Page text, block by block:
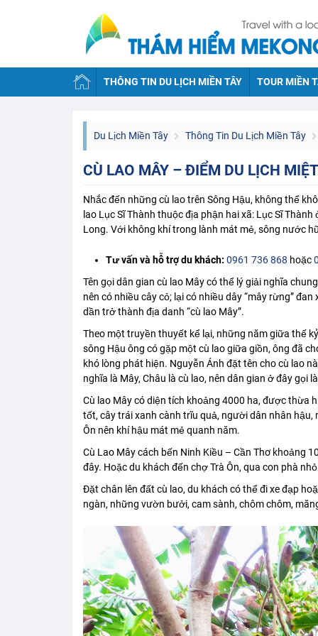
THÔNG TIN DU LỊCH MIỀN TÂY TOUR MIỀN
Du Lịch Miền Tây Thông Tin Du Lịch Miền Tây
CÙ LAO MÂY – ĐIỂM DU LỊCH
Nhắc đến những cù lao trên Sông Hậu, không thể
lao Lục Sĩ Thành thuộc địa phận hai xã: Lục Sĩ
Long. Với không khí trong lành mát mẻ, sông nước
Tư vấn và hỗ trợ du khách: 0961 736 868 hoặc
Tên gọi dân gian cù lao Mây có thể lý giải nghĩa
nên có nhiều cây cỏ; lại có nhiều dây “mây rừng”
dần trở thành địa danh “cù lao Mây”.
Theo một truyền thuyết kể lại, những năm giữa thế
sông Hậu ông có gặp một cù lao giữa giồn, ông đã
khó lòng phát hiện. Nguyễn Ánh đặt tên cho cù lao
nghĩa là Mây, Châu là cù lao, nên dân gian ở đây gọi
Cù lao Mây có diện tích khoảng 4000 ha, được thừa
tốt, cây trái xanh cành trĩu quả, người dân nhân
Ôn nên khí hậu mát mẻ quanh năm.
Cù Lao Mây cách bến Ninh Kiều – Cần Thơ khoảng
đây. Hoặc du khách đến chợ Trà Ôn, qua con phà
Đặt chân lên đất cù lao, du khách có thể đi xe đạp
ngàn, những vườn bưởi, cam sành, chôm chôm,